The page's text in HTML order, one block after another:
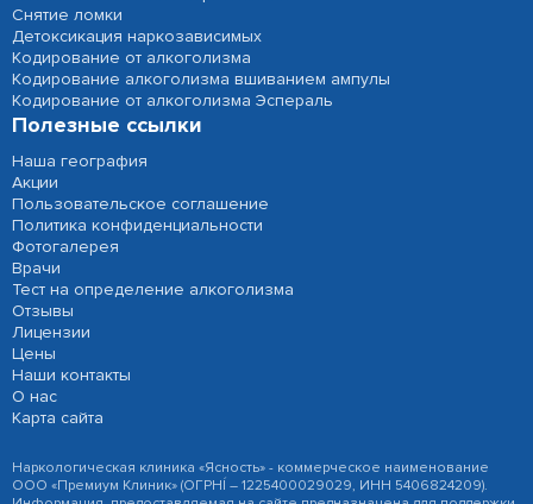
Снятие ломки
Детоксикация наркозависимых
Кодирование от алкоголизма
Кодирование алкоголизма вшиванием ампулы
Кодирование от алкоголизма Эспераль
Полезные ссылки
Наша география
Акции
Пользовательское соглашение
Политика конфиденциальности
Фотогалерея
Врачи
Тест на определение алкоголизма
Отзывы
Лицензии
Цены
Наши контакты
О нас
Карта сайта
Наркологическая клиника «Ясность» - коммерческое наименование
ООО «Премиум Клиник» (ОГРНÍ – 1225400029029, ИНН 5406824209).